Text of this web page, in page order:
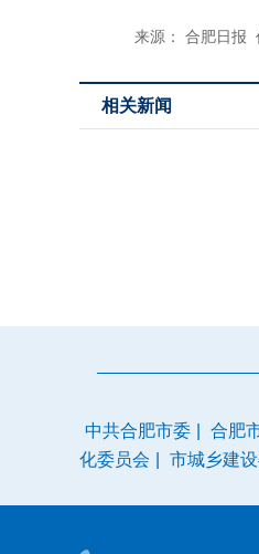
来源： 合肥日报
相关新闻
中共合肥市委 合肥
化委员会
市城乡建